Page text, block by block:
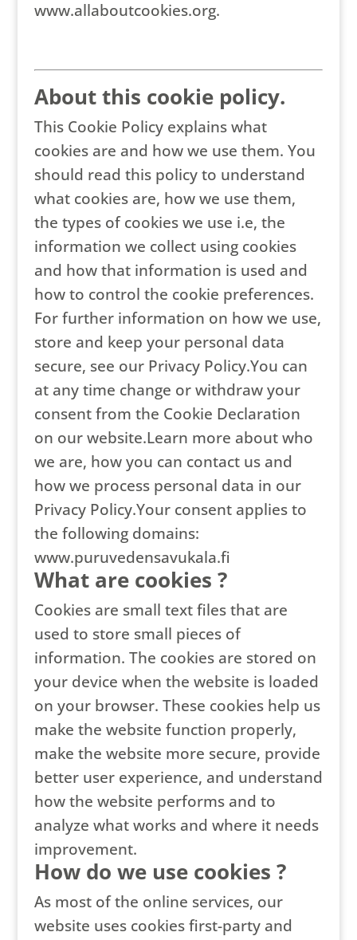
www.allaboutcookies.org.
About this cookie policy.
This Cookie Policy explains what
cookies are and how we use them. You
should read this policy to understand
what cookies are, how we use them,
the types of cookies we use i.e, the
information we collect using cookies
and how that information is used and
how to control the cookie preferences.
For further information on how we use,
store and keep your personal data
secure, see our Privacy Policy.You can
at any time change or withdraw your
consent from the Cookie Declaration
on our website.Learn more about who
we are, how you can contact us and
how we process personal data in our
Privacy Policy.Your consent applies to
the following domains:
www.puruvedensavukala.fi
What are cookies ?
Cookies are small text files that are
used to store small pieces of
information. The cookies are stored on
your device when the website is loaded
on your browser. These cookies help us
make the website function properly,
make the website more secure, provide
better user experience, and understand
how the website performs and to
analyze what works and where it needs
improvement.
How do we use cookies ?
As most of the online services, our
website uses cookies first-party and